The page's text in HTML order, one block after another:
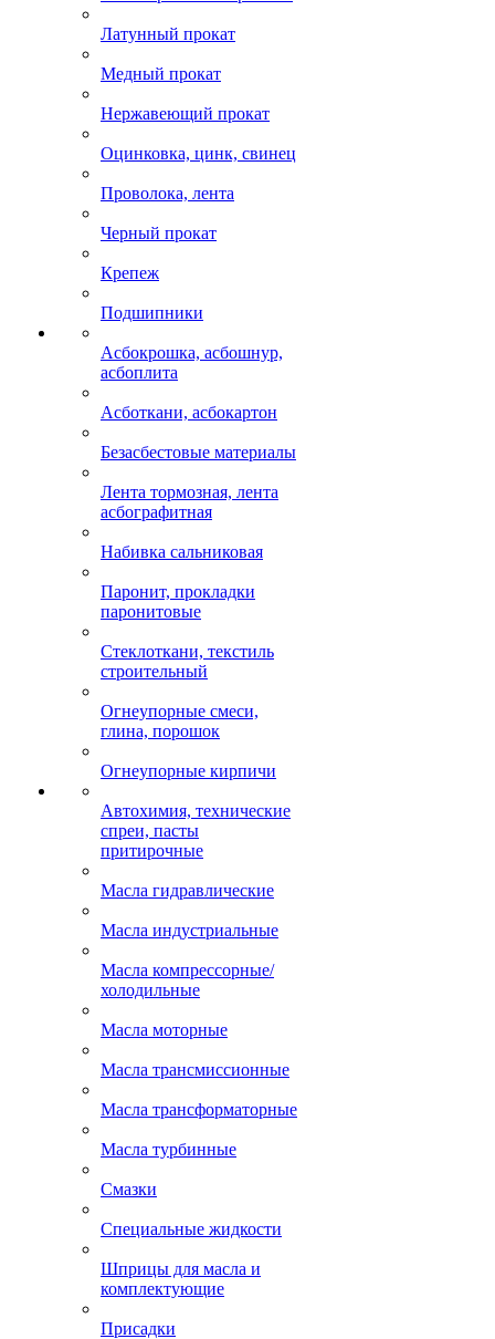
Латунный прокат
Медный прокат
Нержавеющий прокат
Оцинковка, цинк, свинец
Проволока, лента
Черный прокат
Крепеж
Подшипники
Асбокрошка, асбошнур,
асбоплита
Асботкани, асбокартон
Безасбестовые материалы
Лента тормозная, лента
асбографитная
Набивка сальниковая
Паронит, прокладки
паронитовые
Стеклоткани, текстиль
строительный
Огнеупорные смеси,
глина, порошок
Огнеупорные кирпичи
Автохимия, технические
спреи, пасты
притирочные
Масла гидравлические
Масла индустриальные
Масла компрессорные/
холодильные
Масла моторные
Масла трансмиссионные
Масла трансформаторные
Масла турбинные
Смазки
Специальные жидкости
Шприцы для масла и
комплектующие
Присадки